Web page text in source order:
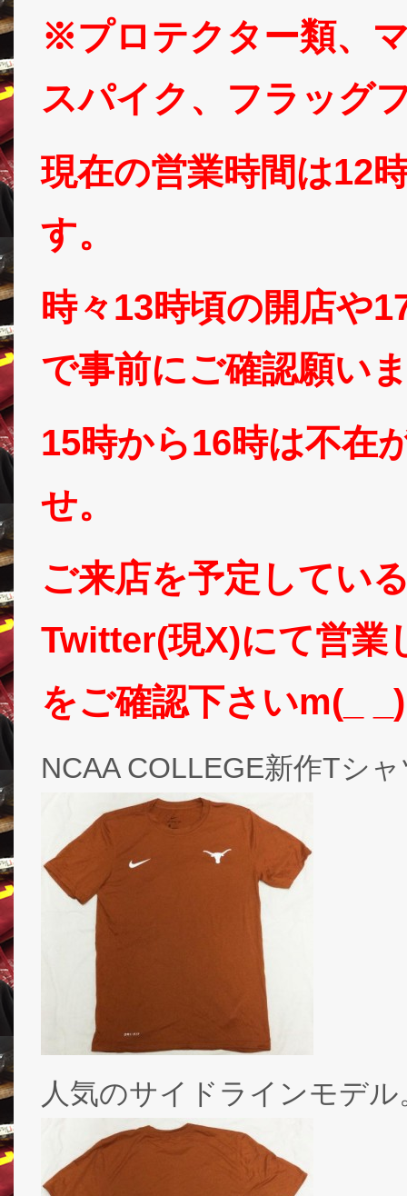
※プロテクター類、
スパイク、フラッグ
現在の営業時間は12
す。
時々13時頃の開店や
で事前にご確認願い
15時から16時は不在
せ。
ご来店を予定してい
Twitter(現X)にて営業
をご確認下さいm(_
NCAA COLLEGE新作Tシ
人気のサイドラインモデル